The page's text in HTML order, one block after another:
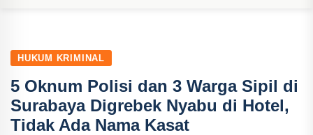
HUKUM KRIMINAL
5 Oknum Polisi dan 3 Warga Sipil di
Surabaya Digrebek Nyabu di Hotel,
Tidak Ada Nama Kasat